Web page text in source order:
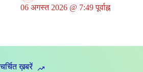
06 अगस्त 2026 @ 7:49 पूर्वाह्न
चर्चित ख़बरें